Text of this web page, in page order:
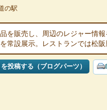
の駅
を販売し、周辺のレジャー情
常設展示。レストランでは松阪
投稿する（ブログパーツ）